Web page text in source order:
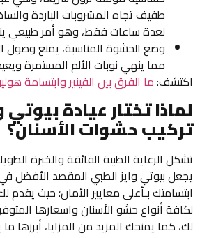
طفيف تجاه المشروبات الباردة
لعدة ساعات فقط، وهو أمر طبيعي
وضع الحشوة المناسبة، يمنع وصول
مما ينهي نوبات الألم المستمرة
اكتشف:ما الفرق بين الفينير وابتسامة
لماذا تختار عيادة
تركيب حشوات الأسنان؟
تشكل الرعاية الطبية الفائقة والخبرة
يجعل بيوتي وايز الطبي المقصد الأفضل
ابتسامتك بـأعلى معايير الأمان؛ حيث يقدم
لكافة أنواع حشو الأسنان واسعارها
لك، كما يمنحك المزيد من المزايا، أبرزها